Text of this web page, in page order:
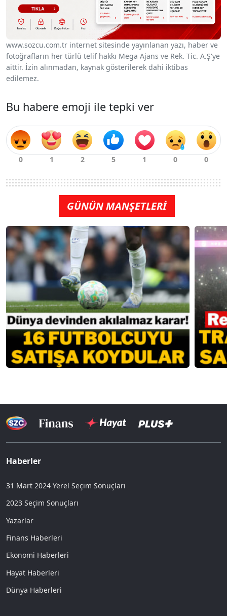
www.sozcu.com.tr internet sitesinde yayınlanan yazı, haber ve
fotoğrafların her türlü telif hakkı Mega Ajans ve Rek. Tic. A.Ş'ye
aittir. İzin alınmadan, kaynak gösterilerek dahi iktibas
edilemez.
Bu habere emoji ile tepki ver
GÜNÜN MANŞETLERİ
Haberler
31 Mart 2024 Yerel Seçim Sonuçları
2023 Seçim Sonuçları
Yazarlar
Finans Haberleri
Ekonomi Haberleri
Hayat Haberleri
Dünya Haberleri